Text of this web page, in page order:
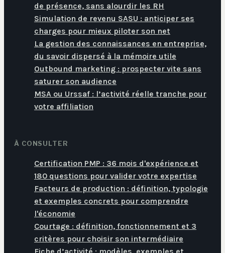
de présence, sans alourdir les RH
Simulation de revenu SASU : anticiper ses
charges pour mieux piloter son net
La gestion des connaissances en entreprise,
du savoir dispersé à la mémoire utile
Outbound marketing : prospecter vite sans
saturer son audience
MSA ou Urssaf : l’activité réelle tranche pour
votre affiliation
À CONSULTER
Certification PMP : 36 mois d'expérience et
180 questions pour valider votre expertise
Facteurs de production : définition, typologie
et exemples concrets pour comprendre
l'économie
Courtage : définition, fonctionnement et 3
critères pour choisir son intermédiaire